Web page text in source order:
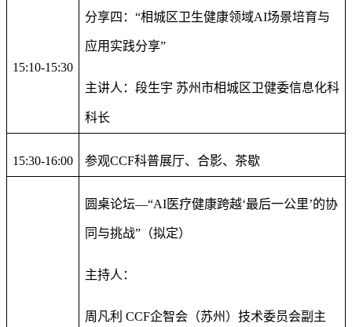
15:10-15:30
分享四：“相城区卫生健康领域AI场景培育与
应用实践分享”
主讲人：段生宇 苏州市相城区卫健委信息化科
科长
15:30-16:00 参观CCF科普展厅、合影、茶歇
圆桌论坛—“AI医疗健康跨越‘最后一公里’的协
同与挑战”（拟定）
主持人：
周凡利 CCF企智会（苏州）技术委员会副主